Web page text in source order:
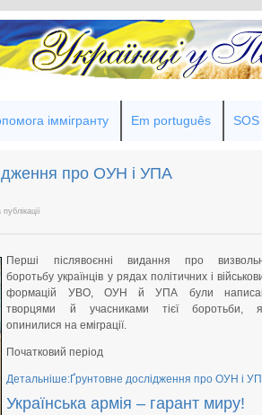
іммігранту Em português
про ОУН і УПА
Перші післявоєнні видання про
боротьбу українців у рядах політичних і
формацій УВО, ОУН й УПА були
творцями й учасниками тієї боротьби,
опинилися на еміграції.
Початковий період
Детальніше:Ґрунтовне дослідження про ОУН і
Українська армія – гарант миру!